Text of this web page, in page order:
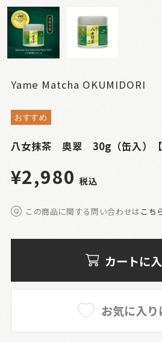
Yame Matcha OKUMIDORI
おすすめ
八女抹茶 奥翠 30g（缶入）【
¥2,980 税込
この商品に関する問い合わせは こち
カートに
お気に入り